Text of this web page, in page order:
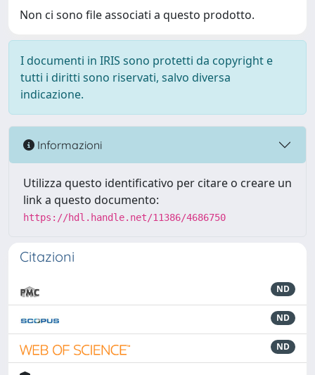
Non ci sono file associati a questo prodotto.
I documenti in IRIS sono protetti da copyright e
tutti i diritti sono riservati, salvo diversa
indicazione.
Informazioni
Utilizza questo identificativo per citare o creare un
link a questo documento:
https://hdl.handle.net/11386/4686750
Citazioni
ND
ND
ND